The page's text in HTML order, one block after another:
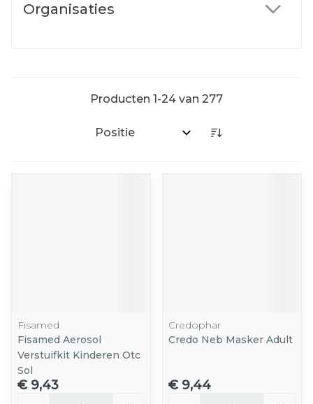
Organisaties
Producten 1-24 van 277
Sorteer op:
Fisamed
Fisamed Aerosol
Verstuifkit Kinderen Otc
Sol
€ 9,43
Credophar
Credo Neb Masker Adult
€ 9,44